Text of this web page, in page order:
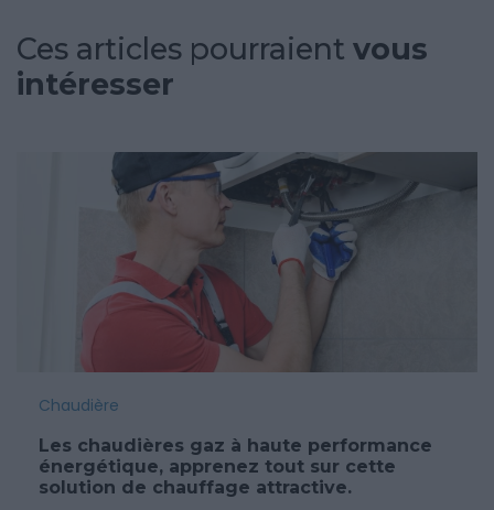
Ces articles pourraient vous
intéresser
Chaudière
Les chaudières gaz à haute performance
énergétique, apprenez tout sur cette
solution de chauffage attractive.